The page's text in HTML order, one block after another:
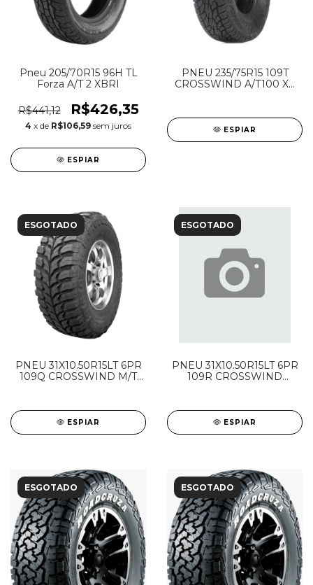
Pneu 205/70R15 96H TL
Forza A/T 2 XBRI
R$441,12 R$426,35
4 x de R$106,59 sem juros
ESPIAR
PNEU 235/75R15 109T
CROSSWIND A/T100 XL
ESPIAR
ESGOTADO
PNEU 31X10.50R15LT 6PR
109Q CROSSWIND M/T
ESPIAR
ESGOTADO
PNEU 31X10.50R15LT 6PR
109R CROSSWIND
ESPIAR
ESGOTADO ESGOTADO